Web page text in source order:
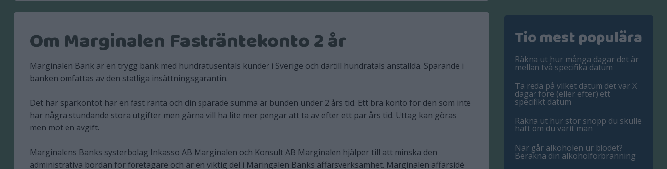
Om Marginalen Fasträntekonto 2 år
Marginalen Bank är en trygg bank med hundratusentals kunder i Sverige och därtill hundratals anställda. Sparande i
banken omfattas av den statliga insättningsgarantin.
Det här sparkontot har en fast ränta och din sparade summa är bunden under 2 års tid. Ett bra konto för den som inte
har några stundande stora utgifter men gärna vill ha lite mer pengar att ta av efter ett par års tid. Uttag kan göras
men mot en avgift.
Marginalens Banks systerbolag Inkasso AB Marginalen och Konsult AB Marginalen hjälper till att minska den
administrativa bördan för företagare och är en viktig del i Maringalen Banks affärsverksamhet. Marginalen affärsidé
Tio mest populära
Räkna ut hur många dagar det är
mellan två specifika datum
Ta reda på vilket datum det var X
dagar före (eller efter) ett
specifikt datum
Räkna ut hur stor snopp du skulle
haft om du varit man
När går alkoholen ur blodet?
Beräkna din alkoholförbränning